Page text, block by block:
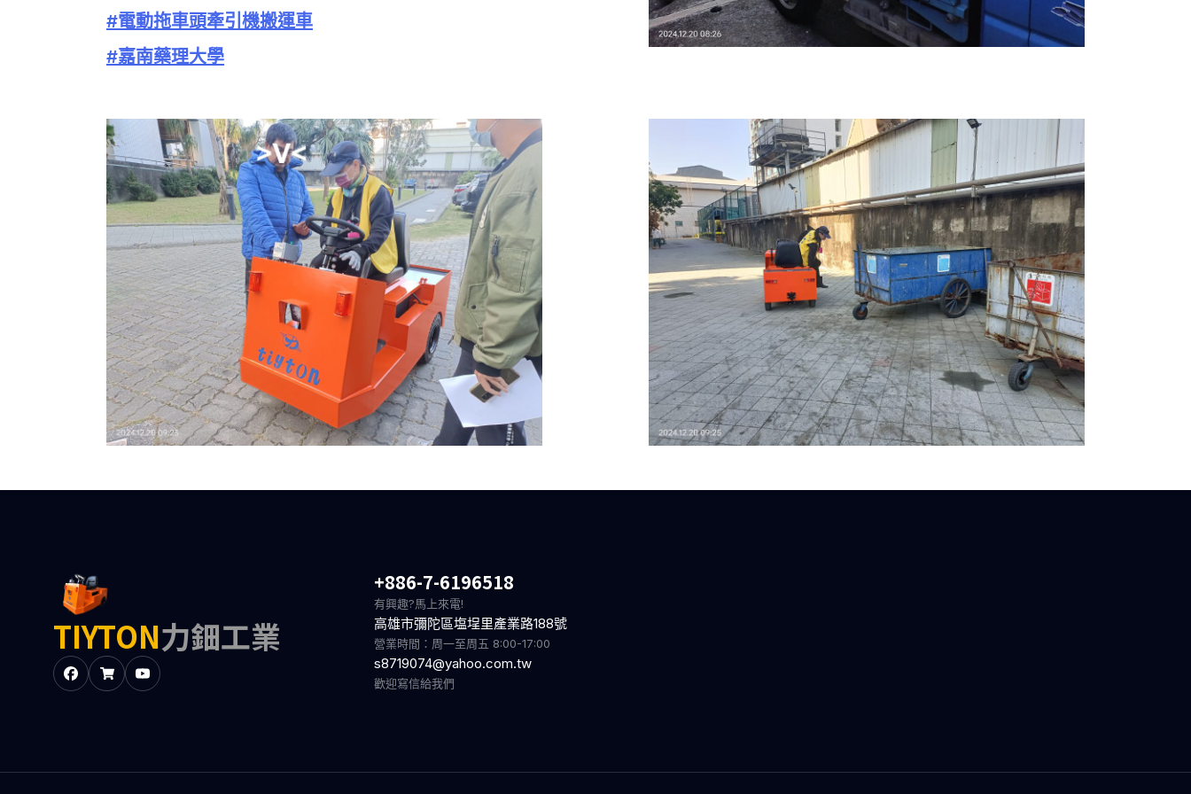
#電動拖車頭牽引機搬運車
#嘉南藥理大學
TIYTON力鈿工業
+886-7-6196518
有興趣?馬上來電!
高雄市彌陀區塩埕里產業路188號
營業時間：周一至周五 8:00-17:00
s8719074@yahoo.com.tw
歡迎寫信給我們